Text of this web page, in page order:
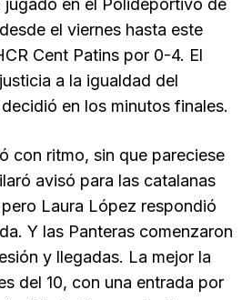
jugado en el Polideportivo de
el viernes hasta este
Cent Patins por 0-4. El
a la igualdad del
en los minutos finales.
con ritmo, sin que pareciese
avisó para las catalanas
Laura López respondió
Y las Panteras comenzaron
y llegadas. La mejor la
del 10, con una entrada por